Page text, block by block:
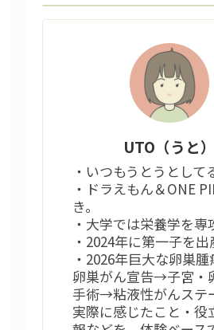
UTO（うと）
・いつもうとうとして
・ドラえもん＆ONE
き。
・大学では栄養学を専
・2024年に第一子を
・2026年巨大な卵巣
卵巣がん宣告→子宮・
手術→粘液性がんステ
実際に感じたこと・役